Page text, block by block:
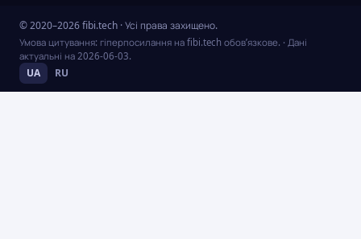
© 2020–2026 fibi.tech · Усі права захищено.
Умова цитування: гіперпосилання на fibi.tech обов’язкове. · Дані
актуальні на 2026-06-03.
UA RU